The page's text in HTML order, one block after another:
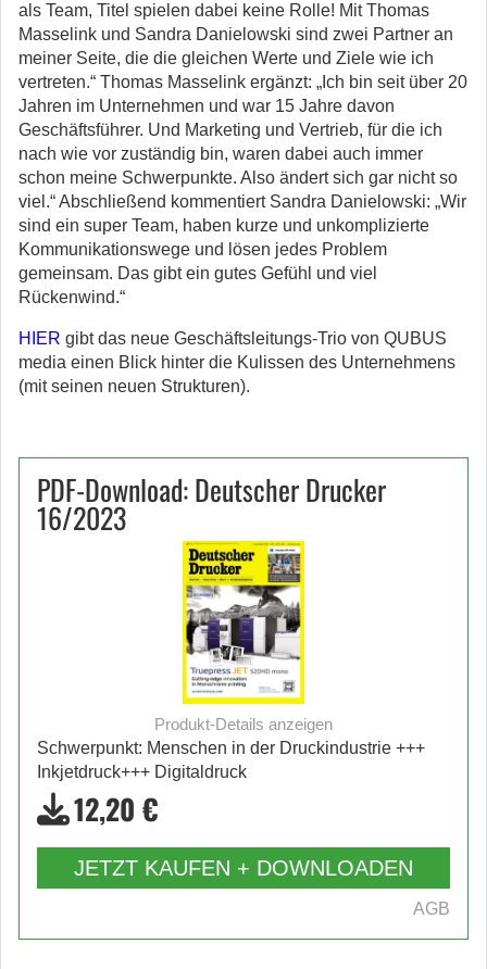
als Team, Titel spielen dabei keine Rolle! Mit Thomas
Masselink und Sandra Danielowski sind zwei Partner an
meiner Seite, die die gleichen Werte und Ziele wie ich
vertreten.“ Thomas Masselink ergänzt: „Ich bin seit über 20
Jahren im Unternehmen und war 15 Jahre davon
Geschäftsführer. Und Marketing und Vertrieb, für die ich
nach wie vor zuständig bin, waren dabei auch immer
schon meine Schwerpunkte. Also ändert sich gar nicht so
viel.“ Abschließend kommentiert Sandra Danielowski: „Wir
sind ein super Team, haben kurze und unkomplizierte
Kommunikationswege und lösen jedes Problem
gemeinsam. Das gibt ein gutes Gefühl und viel
Rückenwind.“
HIER gibt das neue Geschäftsleitungs-Trio von QUBUS
media einen Blick hinter die Kulissen des Unternehmens
(mit seinen neuen Strukturen).
PDF-Download: Deutscher Drucker
16/2023
Produkt-Details anzeigen
Schwerpunkt: Menschen in der Druckindustrie +++
Inkjetdruck+++ Digitaldruck
12,20 €
JETZT KAUFEN + DOWNLOADEN
AGB